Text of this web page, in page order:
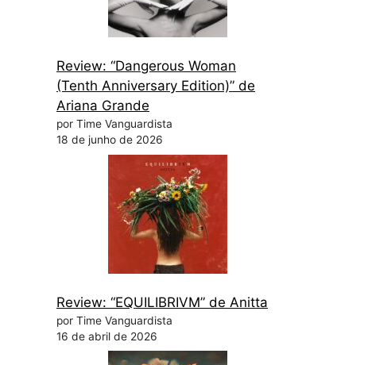
Review: “Dangerous Woman
(Tenth Anniversary Edition)” de
Ariana Grande
por Time Vanguardista
18 de junho de 2026
Review: “EQUILIBRIVM” de Anitta
por Time Vanguardista
16 de abril de 2026